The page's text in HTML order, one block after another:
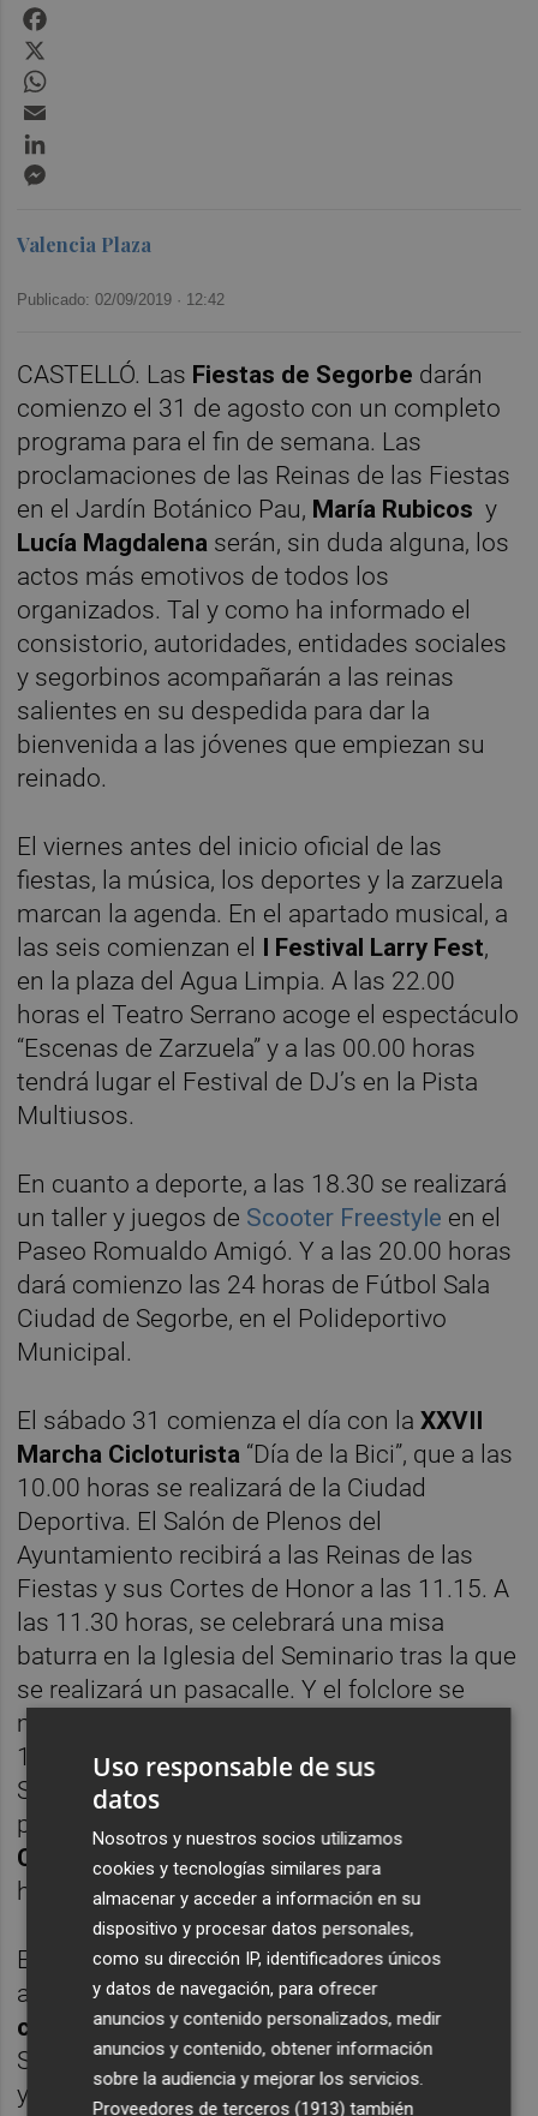
Valencia Plaza
Publicado: 02/09/2019 · 12:42
CASTELLÓ. Las Fiestas de Segorbe darán
comienzo el 31 de agosto con un completo
programa para el fin de semana. Las
proclamaciones de las Reinas de las Fiestas
en el Jardín Botánico Pau, María Rubicos y
Lucía Magdalena serán, sin duda alguna, los
actos más emotivos de todos los
organizados. Tal y como ha informado el
consistorio, autoridades, entidades sociales
y segorbinos acompañarán a las reinas
salientes en su despedida para dar la
bienvenida a las jóvenes que empiezan su
reinado.
El viernes antes del inicio oficial de las
fiestas, la música, los deportes y la zarzuela
marcan la agenda. En el apartado musical, a
las seis comienzan el I Festival Larry Fest,
en la plaza del Agua Limpia. A las 22.00
horas el Teatro Serrano acoge el espectáculo
“Escenas de Zarzuela” y a las 00.00 horas
tendrá lugar el Festival de DJ’s en la Pista
Multiusos.
En cuanto a deporte, a las 18.30 se realizará
un taller y juegos de Scooter Freestyle en el
Paseo Romualdo Amigó. Y a las 20.00 horas
dará comienzo las 24 horas de Fútbol Sala
Ciudad de Segorbe, en el Polideportivo
Municipal.
El sábado 31 comienza el día con laXXVII
Marcha Cicloturista “Día de la Bici”, que a las
10.00 horas se realizará de la Ciudad
Deportiva. El Salón de Plenos del
Ayuntamiento recibirá a las Reinas de las
Fiestas y sus Cortes de Honor a las 11.15. A
las 11.30 horas, se celebrará una misa
baturra en la Iglesia del Seminario tras la que
se realizará un pasacalle. Y el folclore se
muestra en la plaza del Agua Limpia, a las
11.00 con la exhibición de los Gigantes de
Segorbe. Y, por supuesto, el tradicional
pasacalle de los emblemáticos
Cabezudos de Segorbeserá a las 19.00
horas.
El domingo 1 de septiembre vuelven los
actos deportivos y de ocio con el
campeonato de Scalextric“Ciudad de
Segorbe”, el partido de baloncesto femenino
y masculino que disputarán los equipos del
Uso responsable de sus
datos
Nosotros y nuestros socios utilizamos
cookies y tecnologías similares para
almacenar y acceder a información en su
dispositivo y procesar datos personales,
como su dirección IP, identificadores únicos
y datos de navegación, para ofrecer
anuncios y contenido personalizados, medir
anuncios y contenido, obtener información
sobre la audiencia y mejorar los servicios.
Proveedores de terceros (1913) también